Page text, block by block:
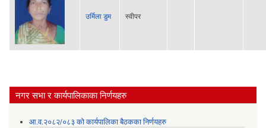
उर्मिला डुम स्वीपर
नगर सभा र कार्यपालिकाका निर्णयहरु
आ.व.२०८२/०८३ को कार्यपालिका बैठकका निर्णयहरु